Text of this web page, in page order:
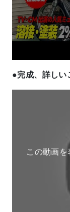
●完成、詳しい
この動画を